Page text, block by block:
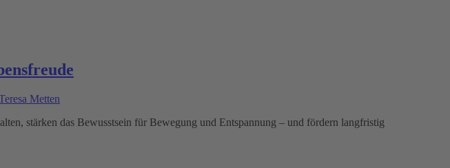
Metten
stärken das Bewusstsein für Bewegung und Entspannung – und fördern langfristig